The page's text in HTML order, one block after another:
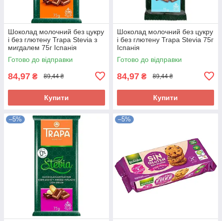
Шоколад молочний без цукру
і без глютену Trapa Stevia з
мигдалем 75г Іспанія
Готово до відправки
84,97 ₴ 89,44 ₴
Купити
Шоколад молочний без цукру
і без глютену Trapa Stevia 75г
Іспанія
Готово до відправки
84,97 ₴ 89,44 ₴
Купити
–5% –5%